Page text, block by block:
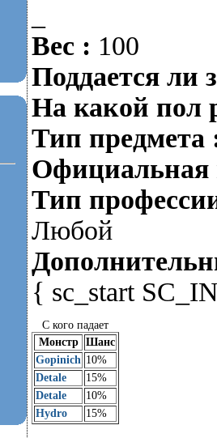
Вес : 100
Поддается ли
На какой пол
Тип
Тип
Любой
{ sc_start
С кого падает
Монстр
Шанс
Gopinich 10%
Detale
15%
Detale
10%
Hydro
15%